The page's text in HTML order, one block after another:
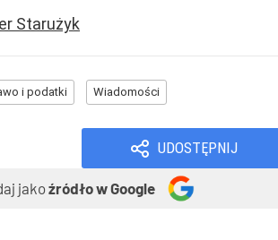
Starużyk
i podatki Wiadomości
UDOSTĘPNIJ
jakoźródło w Google